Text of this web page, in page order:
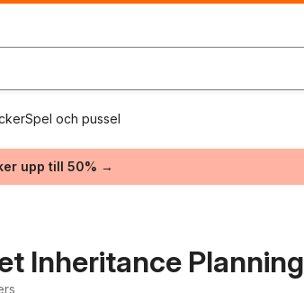
Spel och pussel
upp till 50% →
Inheritance Planning